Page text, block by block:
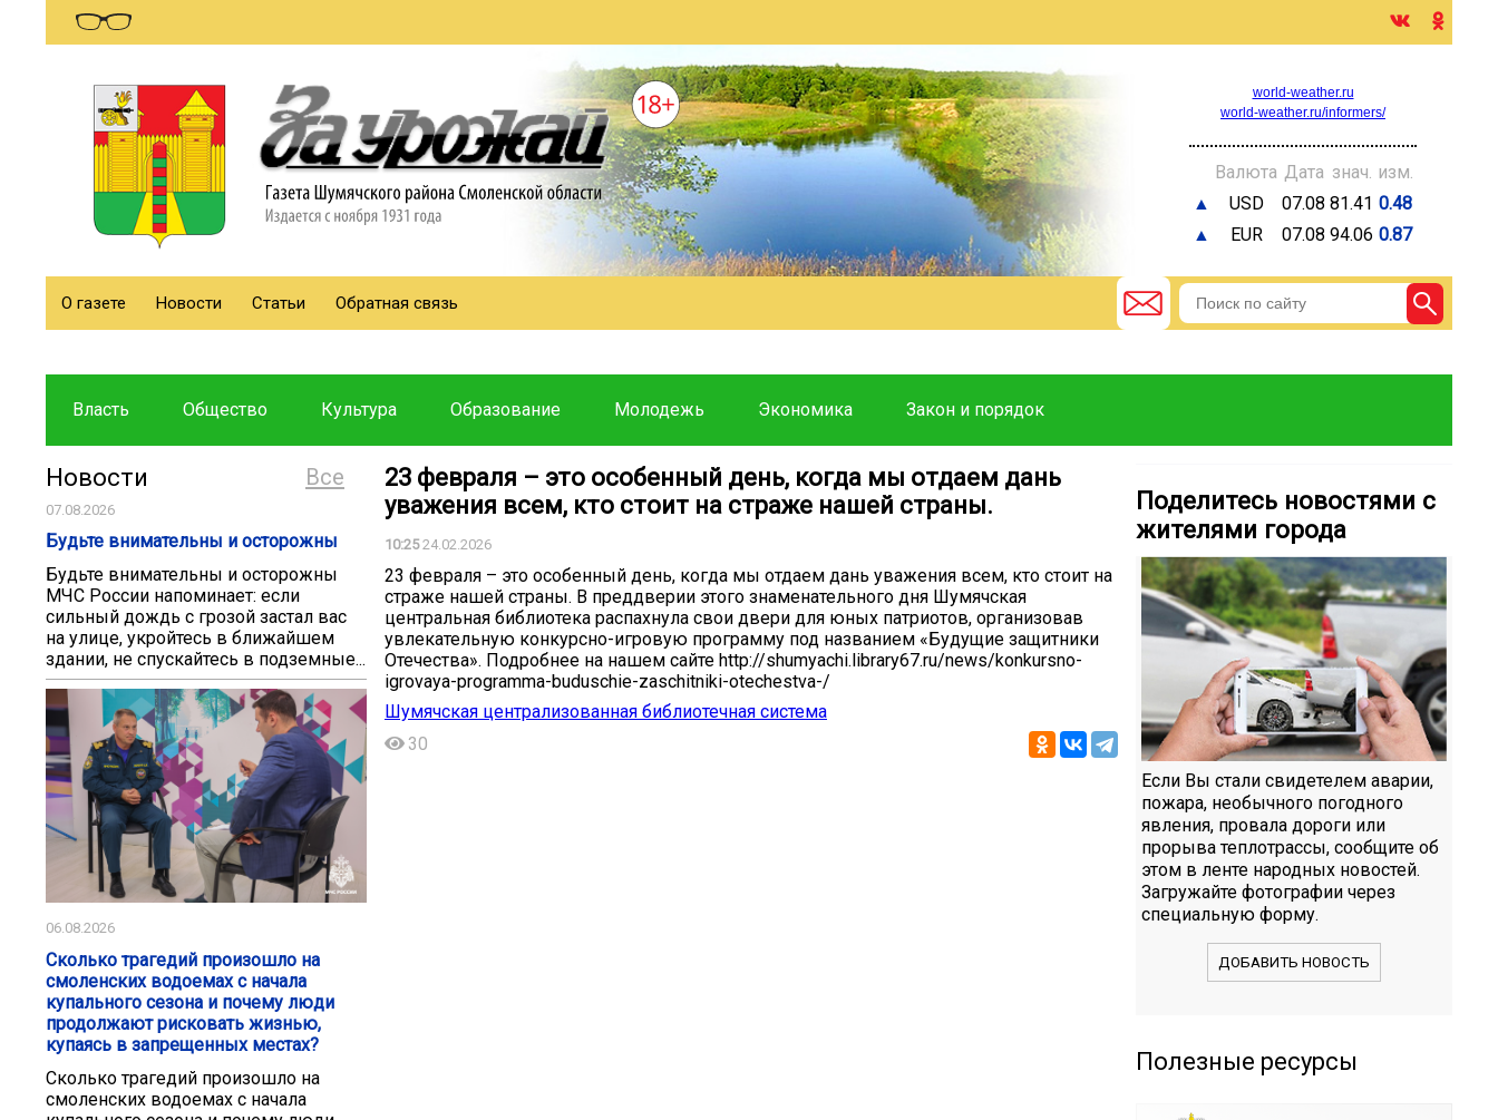
world-weather.ru
world-weather.ru/informers/
Валюта Дата знач. изм.
▲
USD 07.08 81.41 0.48
▲
EUR 07.08 94.06 0.87
О газете Новости Статьи Обратная связь
Власть Общество Культура Образование Молодежь Экономика Закон и порядок
Все
Новости
07.08.2026
️Будьте внимательны и осторожны️
️Будьте внимательны и осторожны️
МЧС России напоминает: если
сильный дождь с грозой застал вас
на улице, укройтесь в ближайшем
здании, не спускайтесь в подземные...
06.08.2026
Сколько трагедий произошло на
смоленских водоемах с начала
купального сезона и почему люди
продолжают рисковать жизнью,
купаясь в запрещенных местах?
Сколько трагедий произошло на
смоленских водоемах с начала
23 февраля – это особенный день, когда мы отдаем дань
уважения всем, кто стоит на страже нашей страны.
10:2524.02.2026
23 февраля – это особенный день, когда мы отдаем дань уважения всем, кто стоит на
страже нашей страны. В преддверии этого знаменательного дня Шумячская
центральная библиотека распахнула свои двери для юных патриотов, организовав
увлекательную конкурсно-игровую программу под названием «Будущие защитники
Отечества». Подробнее на нашем сайте http://shumyachi.library67.ru/news/konkursno-
igrovaya-programma-buduschie-zaschitniki-otechestva-/
Шумячская централизованная библиотечная система
30
Поделитесь новостями с
жителями города
Если Вы стали свидетелем аварии,
пожара, необычного погодного
явления, провала дороги или
прорыва теплотрассы, сообщите об
этом в ленте народных новостей.
Загружайте фотографии через
специальную форму.
ДОБАВИТЬ НОВОСТЬ
Полезные ресурсы